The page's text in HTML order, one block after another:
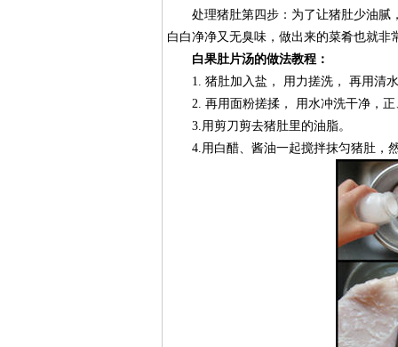
处理猪肚第四步：为了让猪肚少油腻
白白净净又无臭味，做出来的菜肴也就非
白果肚片汤的做法教程：
1. 猪肚加入盐， 用力搓洗， 再用清水
2. 再用面粉搓揉， 用水冲洗干净，正
3.用剪刀剪去猪肚里的油脂。
4.用白醋、酱油一起搅拌抹匀猪肚，